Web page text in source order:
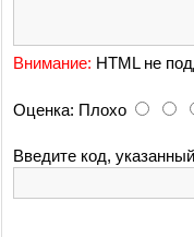
Внимание: HTML не
Оценка: Плохо
Введите код,